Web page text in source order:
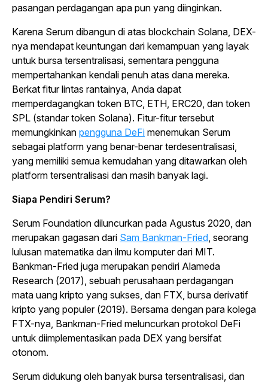
pasangan perdagangan apa pun yang diinginkan.
Karena Serum dibangun di atas blockchain Solana, DEX-
nya mendapat keuntungan dari kemampuan yang layak
untuk bursa tersentralisasi, sementara pengguna
mempertahankan kendali penuh atas dana mereka.
Berkat fitur lintas rantainya, Anda dapat
memperdagangkan token BTC, ETH, ERC20, dan token
SPL (standar token Solana). Fitur-fitur tersebut
memungkinkan pengguna DeFi menemukan Serum
sebagai platform yang benar-benar terdesentralisasi,
yang memiliki semua kemudahan yang ditawarkan oleh
platform tersentralisasi dan masih banyak lagi.
Siapa Pendiri Serum?
Serum Foundation diluncurkan pada Agustus 2020, dan
merupakan gagasan dari Sam Bankman-Fried, seorang
lulusan matematika dan ilmu komputer dari MIT.
Bankman-Fried juga merupakan pendiri Alameda
Research (2017), sebuah perusahaan perdagangan
mata uang kripto yang sukses, dan FTX, bursa derivatif
kripto yang populer (2019). Bersama dengan para kolega
FTX-nya, Bankman-Fried meluncurkan protokol DeFi
untuk diimplementasikan pada DEX yang bersifat
otonom.
Serum didukung oleh banyak bursa tersentralisasi, dan